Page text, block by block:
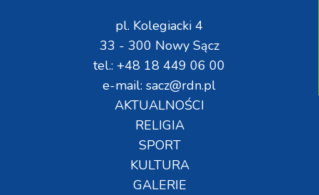
pl. Kolegiacki 4
33 - 300 Nowy Sącz
tel.: +48 18 449 06 00
e-mail: sacz@rdn.pl
AKTUALNOŚCI
RELIGIA
SPORT
KULTURA
GALERIE